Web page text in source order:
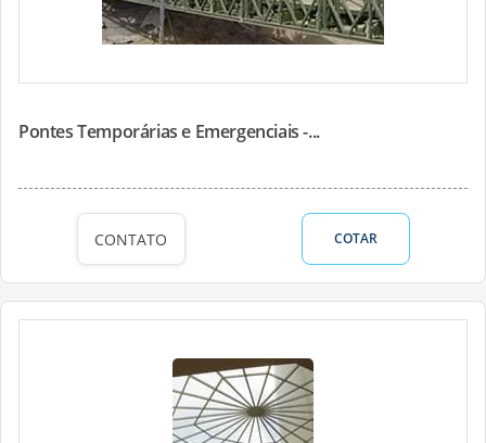
Pontes Temporárias e Emergenciais -...
CONTATO COTAR